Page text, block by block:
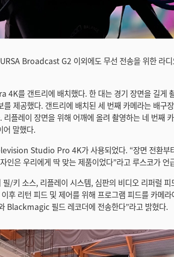
Broadcast G2 이외에도 무선 전송을 위한 라
를 갠트리에 배치했다. 한 대는 경기 장면을 길게
제공했다. 갠트리에 배치된 세 번째 카메라는 배구
플레이 장면을 위해 어깨에 올려 촬영하는 네 번째
어 말했다.
Studio Pro 4K가 사용되었다. “장면 전환부
인은 우리에게 딱 맞는 제품이었다”라고 루스코가 언
/키 소스, 리플레이 시스템, 심판의 비디오 리퍼럴 피
후 리턴 피드 및 제어를 위해 프로그램 피드를 카메
Blackmagic 필드 레코더에 전송한다”라고 밝혔다.